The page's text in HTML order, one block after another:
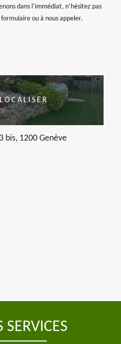
dans l’immédiat, n’hésitez pas
ou à nous appeler.
bis, 1200 Genève
SERVICES